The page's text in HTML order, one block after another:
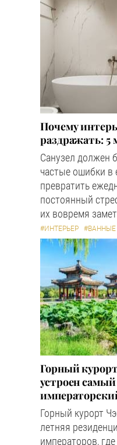
Почему
раздражать: 5
Санузел должен
частые ошибки в
превратить
постоянный
их вовремя
#ИНТЕРЬЕР
Горный
устроен
Горный курорт
летняя
императоров,